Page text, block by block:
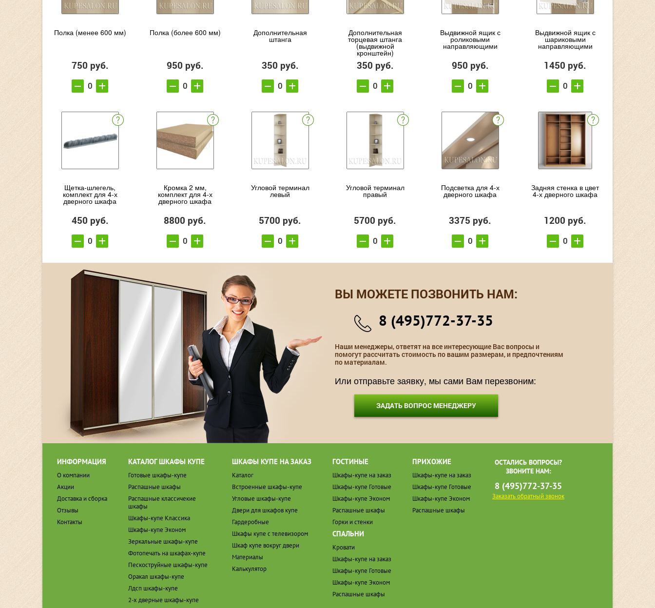
Полка (менее 600 мм)
750 руб.
Полка (более 600 мм)
950 руб.
Дополнительная
штанга
350 руб.
Дополнительная
торцевая штанга
(выдвижной
кронштейн)
350 руб.
Выдвижной ящик с
роликовыми
направляющими
950 руб.
Выдвижной ящик с
шариковыми
направляющими
1450 руб.
Щетка-шлегель,
комплект для 4-х
дверного шкафа
450 руб.
Кромка 2 мм,
комплект для 4-х
дверного шкафа
8800 руб.
Угловой терминал
левый
5700 руб.
Угловой терминал
правый
5700 руб.
Подсветка для 4-х
дверного шкафа
3375 руб.
Задняя стенка в цвет
4-х дверного шкафа
1200 руб.
ВЫ МОЖЕТЕ ПОЗВОНИТЬ НАМ:
8 (495)772-37-35
Наши менеджеры, ответят на все интересующие Вас вопросы и
помогут рассчитать стоимость по вашим размерам, и предпочтениям
по материалам.
Или отправьте заявку, мы сами Вам перезвоним:
ЗАДАТЬ ВОПРОС МЕНЕДЖЕРУ
ИНФОРМАЦИЯ
О компании
Акции
Доставка и сборка
Отзывы
Контакты
КАТАЛОГ ШКАФЫ КУПЕ
Готовые шкафы-купе
Распашные шкафы
Распашные классичекие
шкафы
Шкафы-купе Классика
Шкафы-купе Эконом
Зеркальные шкафы-купе
Фотопечать на шкафах-купе
Пескоструйные шкафы-купе
Оракал шкафы-купе
Лдсп шкафы-купе
2-х дверные шкафы-купе
ШКАФЫ КУПЕ НА ЗАКАЗ
Каталог
Встроенные шкафы-купе
Угловые шкафы-купе
Двери для шкафов купе
Гардеробные
Шкафы купе с телевизором
Шкаф купе вокруг двери
Материалы
Калькулятор
ГОСТИНЫЕ
Шкафы-купе на заказ
Шкафы-купе Готовые
Шкафы-купе Эконом
Распашные шкафы
Горки и стенки
СПАЛЬНИ
Кровати
Шкафы-купе на заказ
Шкафы-купе Готовые
Шкафы-купе Эконом
Распашные шкафы
ПРИХОЖИЕ
Шкафы-купе на заказ
Шкафы-купе Готовые
Шкафы-купе Эконом
Распашные шкафы
ОСТАЛИСЬ ВОПРОСЫ?
ЗВОНИТЕ НАМ:
8 (495)772-37-35
Заказать обратный звонок